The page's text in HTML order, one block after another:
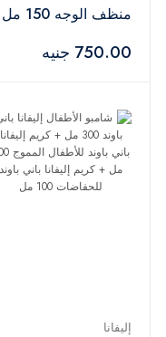
منظف الوجه 150 مل
جوفيت لتبييض الجسم
والمناطق الحساسة 50
مل
750.00 جنيه
إليفانا